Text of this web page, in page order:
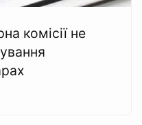
комісії не